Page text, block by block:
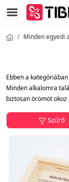
Minden egyedi
Ebben a
Minden alkalomra
biztosan örömöt
Szűrő